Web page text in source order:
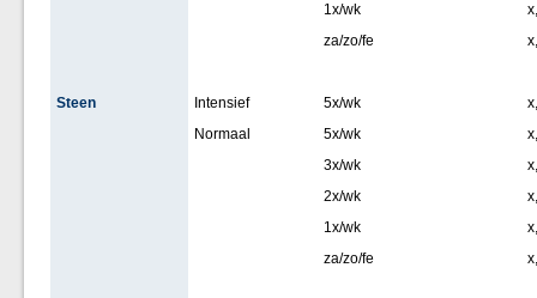
1x/wk
za/zo/fe
Steen Intensief 5x/wk
Normaal
5x/wk
3x/wk
2x/wk
1x/wk
za/zo/fe